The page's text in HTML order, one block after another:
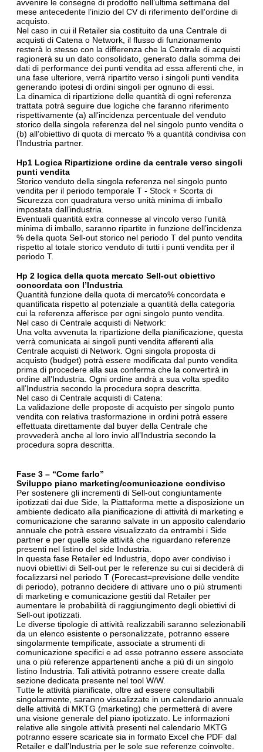
avvenire le consegne di prodotto nell’ultima settimana del
mese antecedente l’inizio del CV di riferimento dell'ordine di
acquisto.
Nel caso in cui il Retailer sia costituito da una Centrale di
acquisti di Catena o Network, il flusso di funzionamento
resterà lo stesso con la differenza che la Centrale di acquisti
ragionerà su un dato consolidato, generato dalla somma dei
dati di performance dei punti vendita ad essa afferenti che, in
una fase ulteriore, verrà ripartito verso i singoli punti vendita
generando ipotesi di ordini singoli per ognuno di essi.
La dinamica di ripartizione delle quantità di ogni referenza
trattata potrà seguire due logiche che faranno riferimento
rispettivamente (a) all’incidenza percentuale del venduto
storico della singola referenza del nel singolo punto vendita o
(b) all’obiettivo di quota di mercato % a quantità condivisa con
l’Industria partner.
Hp1 Logica Ripartizione ordine da centrale verso singoli
punti vendita
Storico venduto della singola referenza nel singolo punto
vendita per il periodo temporale T - Stock + Scorta di
Sicurezza con quadratura verso unità minima di imballo
impostata dall’industria.
Eventuali quantità extra connesse al vincolo verso l’unità
minima di imballo, saranno ripartite in funzione dell’incidenza
% della quota Sell-out storico nel periodo T del punto vendita
rispetto al totale storico venduto di tutti i punti vendita per il
periodo T.
Hp 2 logica della quota mercato Sell-out obiettivo
concordata con l’Industria
Quantità funzione della quota di mercato% concordata e
quantificata rispetto al potenziale a quantità della categoria
cui la referenza afferisce per ogni singolo punto vendita.
Nel caso di Centrale acquisti di Network:
Una volta avvenuta la ripartizione della pianificazione, questa
verrà comunicata ai singoli punti vendita afferenti alla
Centrale acquisti di Network. Ogni singola proposta di
acquisto (budget) potrà essere modificata dal punto vendita
prima di procedere alla sua conferma che la convertirà in
ordine all’Industria. Ogni ordine andrà a sua volta spedito
all’Industria secondo la procedura sopra descritta.
Nel caso di Centrale acquisti di Catena:
La validazione delle proposte di acquisto per singolo punto
vendita con relativa trasformazione in ordini potrà essere
effettuata direttamente dal buyer della Centrale che
provvederà anche al loro invio all’Industria secondo la
procedura sopra descritta.
Fase 3 – “Come farlo”
Sviluppo piano marketing/comunicazione condiviso
Per sostenere gli incrementi di Sell-out congiuntamente
ipotizzati dai due Side, la Piattaforma mette a disposizione un
ambiente dedicato alla pianificazione di attività di marketing e
comunicazione che saranno salvate in un apposito calendario
annuale che potrà essere visualizzato da entrambi i Side
partner e per quelle sole attività che riguardano referenze
presenti nel listino del side Industria.
In questa fase Retailer ed Industria, dopo aver condiviso i
nuovi obiettivi di Sell-out per le referenze su cui si deciderà di
focalizzarsi nel periodo T (Forecast=previsione delle vendite
di periodo), potranno decidere di attivare uno o più strumenti
di marketing e comunicazione gestiti dal Retailer per
aumentare le probabilità di raggiungimento degli obiettivi di
Sell-out ipotizzati.
Le diverse tipologie di attività realizzabili saranno selezionabili
da un elenco esistente o personalizzate, potranno essere
singolarmente tempificate, associate a strumenti di
comunicazione specifici e ad esse potranno essere associate
una o più referenze appartenenti anche a più di un singolo
listino Industria. Tali attività potranno essere create dalla
sezione dedicata presente nel tool W/W.
Tutte le attività pianificate, oltre ad essere consultabili
singolarmente, saranno visualizzate in un calendario annuale
delle attività di MKTG (marketing) che permetterà di avere
una visione generale del piano ipotizzato. Le informazioni
relative alle singole attività presenti nel calendario MKTG
potranno essere scaricate sia in formato Excel che PDF dal
Retailer e dall’Industria per le sole sue referenze coinvolte.